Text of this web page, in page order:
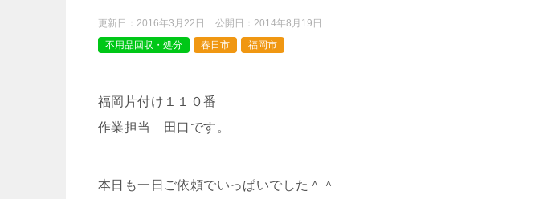
更新日： 2016年3月22日 公開日： 2014年8月19日
不用品回収・処分
春日市 福岡市
福岡片付け１１０番
作業担当 田口です。
本日も一日ご依頼でいっぱいでした＾＾